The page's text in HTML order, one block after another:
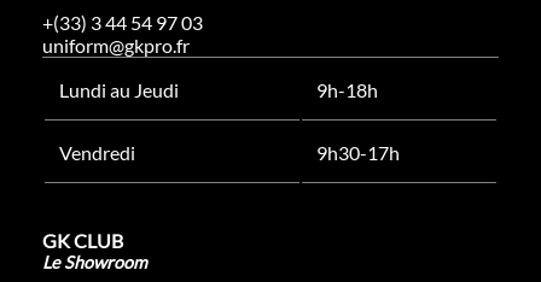
+(33) 3 44 54 97 03
uniform@gkpro.fr
Lundi au Jeudi
9h-18h
Vendredi 9h30-17h
GK CLUB
Le Showroom